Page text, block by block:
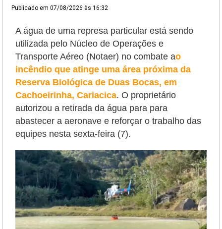
Publicado em 07/08/2026 às 16:32
A água de uma represa particular está sendo
utilizada pelo Núcleo de Operações e
Transporte Aéreo (Notaer) no combate ao
incêndio que atinge uma área próxima da
Reserva Biológica de Duas Bocas, em
Cachoeirinha, Cariacica. O proprietário
autorizou a retirada da água para para
abastecer a aeronave e reforçar o trabalho das
equipes nesta sexta-feira (7).